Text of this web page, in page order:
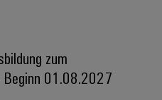
zum
Beginn 01.08.2027